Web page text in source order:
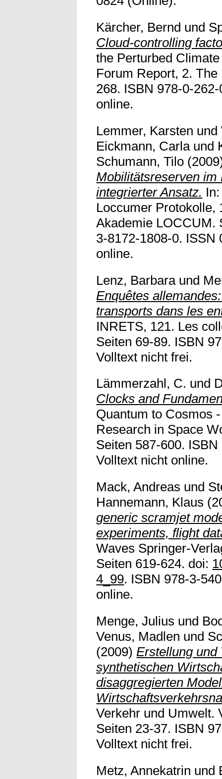
Kärcher, Bernd und
Cloud-controlling
the Perturbed
Forum Report, 2.
268. ISBN 978-0-
online.
Lemmer, Karsten und
Eickmann, Carlaund
Schumann, Tilo
Mobilitätsreserven im
integrierter Ansatz.
Loccumer Protokolle,
Akademie LOCCUM.
3-8172-1808-0. ISSN
online.
Lenz, Barbaraund
Enquêtes
transports dans les
INRETS, 121. Les
Seiten 69-89. ISBN
Volltext nicht frei.
Lämmerzahl, C. und
Clocks and
Quantum to Cosmos
Research in Space
Seiten 587-600.
Volltext nicht online.
Mack, Andreas und
Hannemann, Klaus
generic scramjet
experiments, flight
Waves Springer-
Seiten 619-624. doi:
4_99. ISBN 978-3-
online.
Menge, Julius und
Venus, Madlen und
(2009) Erstellung und
synthetischen
disaggregierten
Verkehr und Umwelt.
Seiten 23-37. ISBN
Volltext nicht frei.
Metz, Annekatrin und